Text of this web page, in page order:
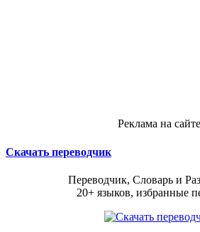
Реклама на сайте
Скачать переводчик
Переводчик, Словарь и
20+ языков, избранные